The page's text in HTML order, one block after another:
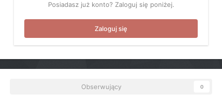
Posiadasz już konto? Zaloguj się poniżej.
Zaloguj się
Obserwujący 0